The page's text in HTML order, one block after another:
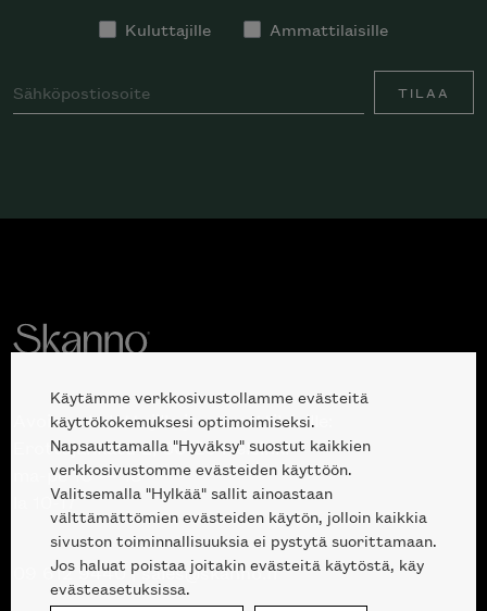
Kuluttajille Ammattilaisille
TILAA
Avoinna kuluttajille ja ammattilaisille:
Erottajankatu 2, 00120 Helsinki
ma-pe 10 — 18
la 10-17
09 612 9440 |sales@skanno.fi
Käytämme verkkosivustollamme evästeitä
käyttökokemuksesi optimoimiseksi.
Napsauttamalla "Hyväksy" suostut kaikkien
verkkosivustomme evästeiden käyttöön.
Valitsemalla "Hylkää" sallit ainoastaan
välttämättömien evästeiden käytön, jolloin kaikkia
sivuston toiminnallisuuksia ei pystytä suorittamaan.
Jos haluat poistaa joitakin evästeitä käytöstä, käy
evästeasetuksissa.